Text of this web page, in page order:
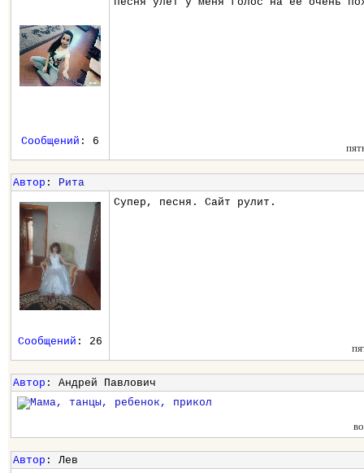
Сообщений : 6
Автор : Рита
Супер, песня. Сайт рулит.
Сообщений : 26
Автор : Андрей Павлович
Автор : Лев